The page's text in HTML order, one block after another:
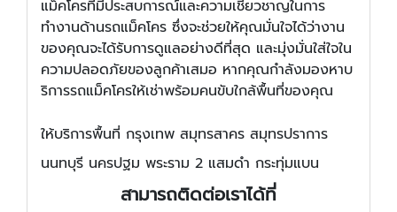
แม็คโครที่มีประสบการณ์และความเชี่ยวชาญในการ
ทำงานด้านรถแม็คโคร ซึ่งจะช่วยให้คุณมั่นใจได้ว่างาน
ของคุณจะได้รับการดูแลอย่างดีที่สุด และมุ่งมั่นใส่ใจใน
ความปลอดภัยของลูกค้าเสมอ หากคุณกำลังมองหาบ
ริการรถแม็คโครให้เช่าพร้อมคนขับใกล้พื้นที่ของคุณ
ให้บริการพื้นที่ กรุงเทพ สมุทรสาคร สมุทรปราการ
นนทบุรี นครปฐม พระราม 2 แสมดำ กระทุ่มแบน
สามารถติดต่อเราได้ที่